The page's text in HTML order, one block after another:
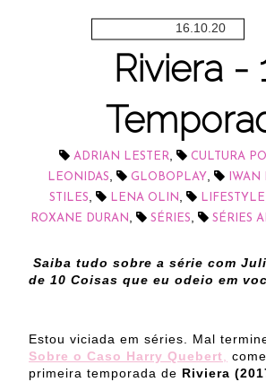
16.10.20
Riviera -
ADRIAN LESTER, CULTURA
LEONIDAS, GLOBOPLAY, IWAN
STILES, LENA OLIN, LIFESTYLE
ROXANE DURAN, SÉRIES, SÉRIES
Saiba tudo sobre a série com
de 10 Coisas que eu odeio em
Estou viciada em séries. Mal
Sobre o Caso Harry Quebert,
primeira temporada de Riviera